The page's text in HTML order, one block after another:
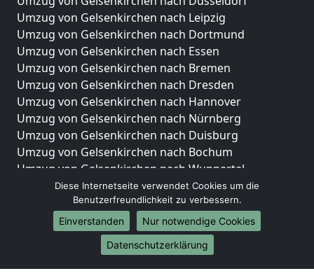
Umzug von Gelsenkirchen nach Leipzig
Umzug von Gelsenkirchen nach Dortmund
Umzug von Gelsenkirchen nach Essen
Umzug von Gelsenkirchen nach Bremen
Umzug von Gelsenkirchen nach Dresden
Umzug von Gelsenkirchen nach Hannover
Umzug von Gelsenkirchen nach Nürnberg
Umzug von Gelsenkirchen nach Duisburg
Umzug von Gelsenkirchen nach Bochum
Umzug von Gelsenkirchen nach Wuppertal
Umzug von Gelsenkirchen nach Bielefeld
Umzug von Gelsenkirchen nach Bonn
Umzug von Gelsenkirchen nach Münster
Internationale-Umzüge
Umzug von Gelsenkirchen nach Brasilien
Diese Internetseite verwendet Cookies um die
Benutzerfreundlichkeit zu verbessern.
Einverstanden
Nur notwendige Cookies
Datenschutzerklärung